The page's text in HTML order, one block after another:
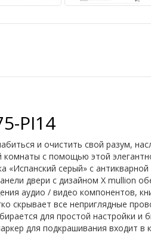
PI14
и очистить свой разум,
с помощью этой
«Испанский серый» с
двери с дизайном X mullion
аудио / видео компонентов,
скрывает все неприглядные
для простой настройки
для подкрашивания входит